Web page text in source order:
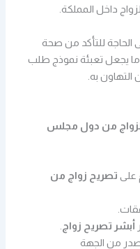
داخل المملكة.
الحاجة للتأكد من صحة
ما يجعل تعبئة نموذج طلب
التهاون به.
من دول مجلس
على تصريح زواج من
أبشر تصريح زواج.
من الجهة